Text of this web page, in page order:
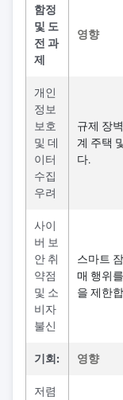
함정
및 도
전 과
제
영향
개인
정보
보호
및 데
이터
수집
우려
규제 장
계 주택
다.
사이
버 보
안 취
약점
및 소
비자
불신
스마트
매 행위
을 제한
기회: 영향
저렴